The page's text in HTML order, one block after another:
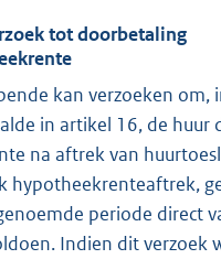
tot doorbetaling
kan verzoeken om,
in artikel 16, de huur
na aftrek van
hypotheekrenteaftrek,
periode direct
Indien dit verzoek